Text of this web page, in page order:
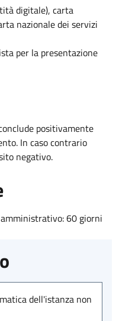
digitale), carta
nazionale dei servizi
per la presentazione
positivamente
In caso contrario
negativo.
60 giorni
dell'istanza non